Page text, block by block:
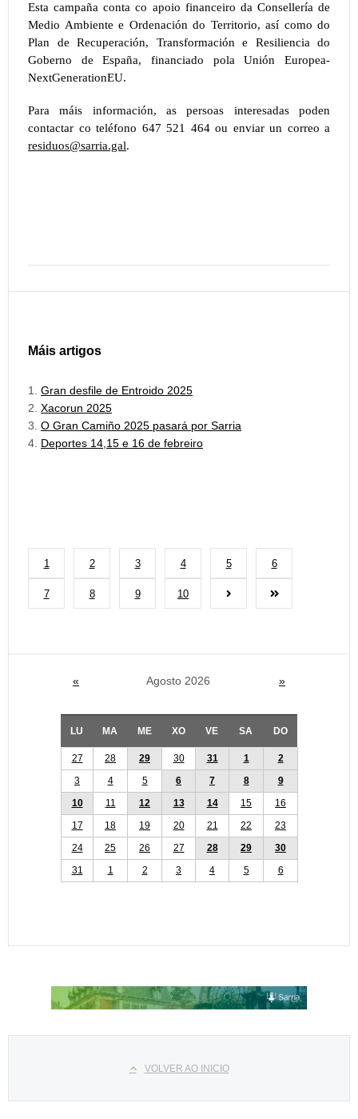
Esta campaña conta co apoio financeiro da Consellería de
Medio Ambiente e Ordenación do Territorio, así como do
Plan de Recuperación, Transformación e Resiliencia do
Goberno de España, financiado pola Unión Europea-
NextGenerationEU.
Para máis información, as persoas interesadas poden
contactar co teléfono 647 521 464 ou enviar un correo a
residuos@sarria.gal.
Máis artigos
Gran desfile de Entroido 2025
Xacorun 2025
O Gran Camiño 2025 pasará por Sarria
Deportes 14,15 e 16 de febreiro
1 2 3 4 5 6
7 8 9 10
« Agosto 2026 »
LU MA ME XO VE SA DO
27 28 29 30 31 1
2
3
4 5 6 7 8
9
10
11 12 13 14 15
16
17
18 19 20 21 22
23
24
25 26 27 28 29
30
31
1 2 3 4 5 6
VOLVER AO INICIO